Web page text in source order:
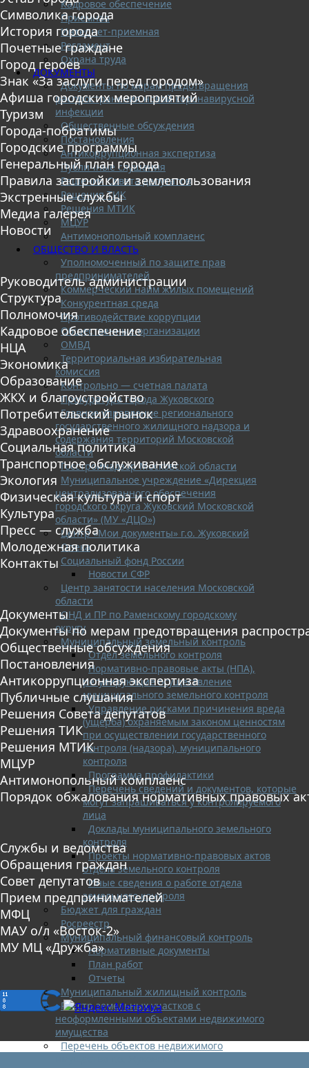
Кадровое обеспечение
Приемная
Интернет-приемная
Регламент
Охрана труда
ДОКУМЕНТЫ
Документы по мерам предотвращения
распространения новой коронавирусной
инфекции
Общественные обсуждения
Постановления
Антикоррупционная экспертиза
Публичные слушания
Решения Совета депутатов
Решения ТИК
Решения МТИК
МЦУР
Антимонопольный комплаенс
ОБЩЕСТВО И ВЛАСТЬ
Уполномоченный по защите прав
предпринимателей
Коммерческий найм жилых помещений
Конкурентная среда
Противодействие коррупции
Общественные организации
ОМВД
Территориальная избирательная
комиссия
Контрольно — счетная палата
Прокуратура города Жуковского
Главное управление регионального
государственного жилищного надзора и
содержания территорий Московской
области
Госстройнадзор Московской области
Муниципальное учреждение «Дирекция
централизованного обеспечения
городского округа Жуковский Московской
области» (МУ «ДЦО»)
Центр «Мои документы» г.о. Жуковский
Опека
Социальный фонд России
Новости СФР
Центр занятости населения Московской
области
ОНД и ПР по Раменскому городскому
округу
Муниципальный земельный контроль
Отдел земельного контроля
Нормативно-правовые акты (НПА),
регулирующие осуществление
муниципального земельного контроля
Управление рисками причинения вреда
(ущерба) охраняемым законом ценностям
при осуществлении государственного
контроля (надзора), муниципального
контроля
Программа профилактики
Перечень сведений и документов, которые
могут запрашиваться у контролируемого
лица
Доклады муниципального земельного
контроля
Проекты нормативно-правовых актов
отдела земельного контроля
Иные сведения о работе отдела
земельного контроля
Бюджет для граждан
Росреестр
Муниципальный финансовый контроль
Нормативные документы
План работ
Отчеты
Муниципальный жилищный контроль
Реестр земельных участков с
неоформленными объектами недвижимого
имущества
Перечень объектов недвижимого
Символика города
История города
Почетные граждане
Город героев
Знак «За заслуги перед городом»
Афиша городских мероприятий
Туризм
Города-побратимы
Городские программы
Генеральный план города
Правила застройки и землепользования
Экстренные службы
Медиа галерея
Новости
Руководитель администрации
Структура
Полномочия
Кадровое обеспечение
НЦА
Экономика
Образование
ЖКХ и благоустройство
Потребительский рынок
Здравоохранение
Социальная политика
Транспортное обслуживание
Экология
Физическая культура и спорт
Культура
Пресс — служба
Молодежная политика
Контакты
Документы
Документы по мерам предотвращения
Общественные обсуждения
Постановления
Антикоррупционная экспертиза
Публичные слушания
Решения Совета депутатов
Решения ТИК
Решения МТИК
МЦУР
Антимонопольный комплаенс
Порядок обжалования нормативных правовых
Службы и ведомства
Обращения граждан
Совет депутатов
Прием предпринимателей
МФЦ
МАУ о/л «Восток-2»
МУ МЦ «Дружба»